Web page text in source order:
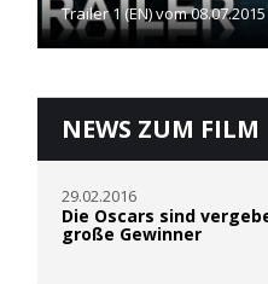
Trailer 1 (EN) vom 08.07.2015
NEWS ZUM FILM
29.02.2016
Die Oscars sind
große Gewinner